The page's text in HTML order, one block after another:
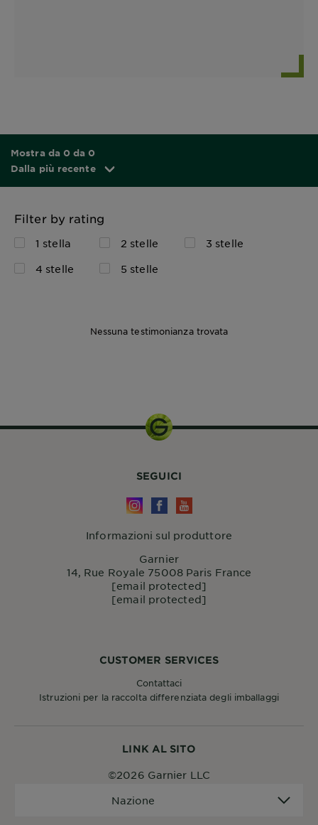
Mostra da 0 da 0
Dalla più recente
Filter by rating
1 stella 2 stelle
3 stelle
4 stelle
5 stelle
Nessuna testimonianza trovata
LINK AL SITO
Nazione
©2026 Garnier LLC
CUSTOMER SERVICES
Contattaci
Istruzioni per la raccolta differenziata degli imballaggi
SEGUICI
Informazioni sul produttore
Garnier
14, Rue Royale 75008 Paris France
[email protected]
[email protected]